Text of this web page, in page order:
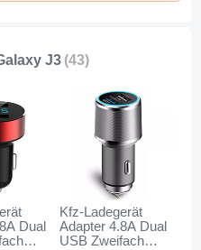
J3 (43)
Dual
Kfz-Ladegerät
Adapter 4.8A Dual
USB Zweifach